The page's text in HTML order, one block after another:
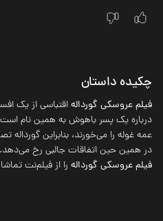
چکیده داستان
فیلم عروسکی گوردالهاقتباسی از یک
درباره یک پسر باهوش به همین نام
عمه غوله را می‌خورند، بنابراین
در همین حین اتفاقات جالبی رخ می‌دهد.
فیلم عروسکی گورداله را از فیلم‌نت